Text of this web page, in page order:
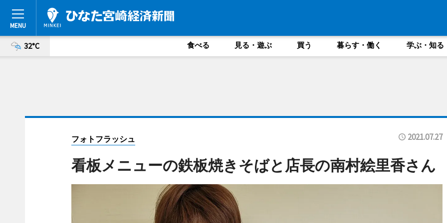
32°C 食べる 見る・遊ぶ 買う 暮らす・働く 学ぶ・知る
フォトフラッシュ 2021.07.27
看板メニューの鉄板焼きそばと店長の南村絵里香さん